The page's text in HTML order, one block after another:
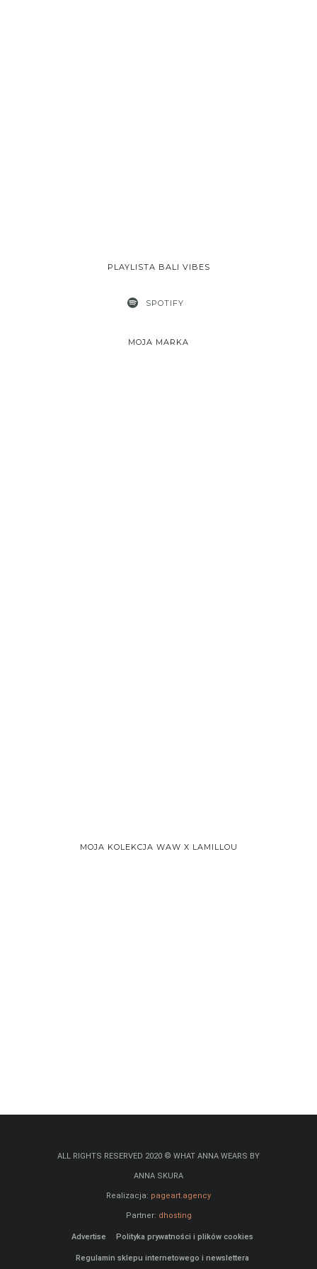
PLAYLISTA BALI VIBES
SPOTIFY
MOJA MARKA
MOJA KOLEKCJA WAW X LAMILLOU
ALL RIGHTS RESERVED 2020 © WHAT ANNA WEARS BY
ANNA SKURA
Realizacja: pageart.agency
Partner: dhosting
Advertise Polityka prywatności i plików cookies
Regulamin sklepu internetowego i newslettera